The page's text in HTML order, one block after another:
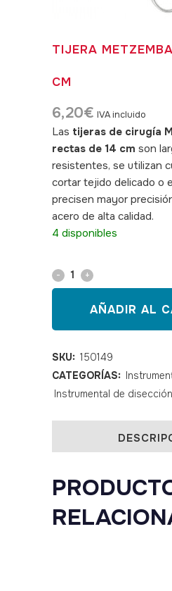
TIJERA
CM
6,20€ IVA incluido
Las tijeras de cirugía
rectas de 14 cm son
resistentes, se utilizan
cortar tejido delicado o
precisen mayor
acero de alta calidad.
4 disponibles
Tijera
METZEMBAUM
recta
14
cm
AÑADIR AL
SKU: 150149
CATEGORÍAS:
Instrumental de disección